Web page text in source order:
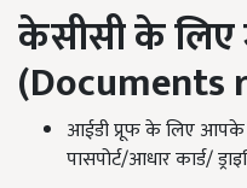
केसीसी के लिए
(Documents
आईडी प्रूफ के लिए आपके
पासपोर्ट/आधार कार्ड/